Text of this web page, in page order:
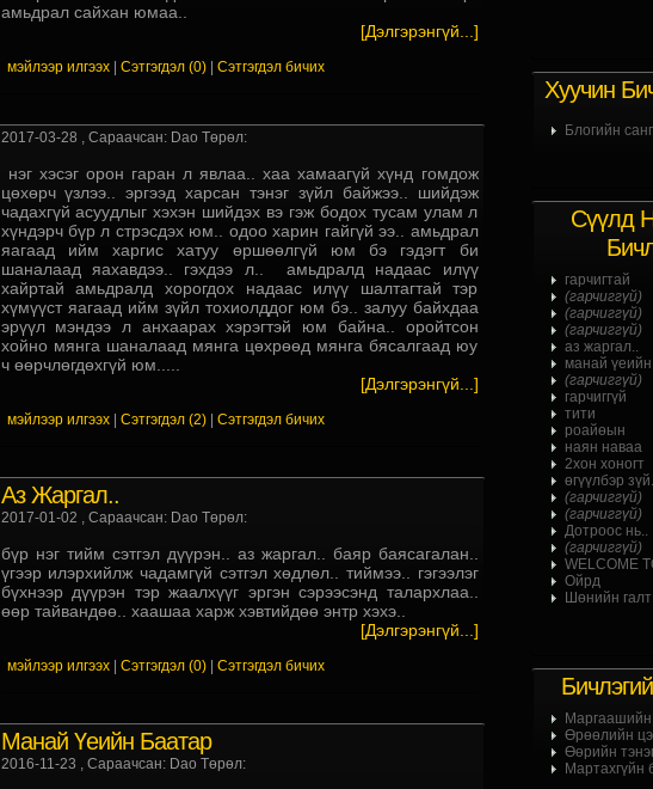
Хуучин
Блогийн
Сүүлд
гарчигтай
(гарчиггүй)
(гарчиггүй)
(гарчиггүй)
аз жаргал..
манай
(гарчиггүй)
гарчиггүй
тити
роайөын
наян наваа
2хон хоногт
өгүүлбэр
(гарчиггүй)
(гарчиггүй)
Дотроос нь..
(гарчиггүй)
WELCOME
Ойрд
Шөнийн галт
Маргаашийн
Өрөөлийн
Өөрийн
Мартахгүйн
амьдрал сайхан юмаа..
[Дэлгэрэнгүй...]
мэйлээр илгээх Сэтгэгдэл (0)| Сэтгэгдэл бичих
2017-03-28 , Сараачсан: Dao Төрөл:
нэг хэсэг орон гаран л явлаа.. хаа хамаагүй хүнд гомдож
цөхөрч үзлээ.. эргээд харсан тэнэг зүйл байжээ.. шийдэж
чадахгүй асуудлыг хэхэн шийдэх вэ гэж бодох тусам улам л
хүндэрч бүр л стрэсдэх юм.. одоо харин гайгүй ээ.. амьдрал
яагаад ийм харгис хатуу өршөөлгүй юм бэ гэдэгт би
шаналаад яахавдээ.. гэхдээ л.. амьдралд надаас илүү
хайртай амьдралд хорогдох надаас илүү шалтагтай тэр
хүмүүст яагаад ийм зүйл тохиолддог юм бэ.. залуу байхдаа
эрүүл мэндээ л анхаарах хэрэгтэй юм байна.. оройтсон
хойно мянга шаналаад мянга цөхрөөд мянга бясалгаад юу
ч өөрчлөгдөхгүй юм.....
[Дэлгэрэнгүй...]
мэйлээр илгээх Сэтгэгдэл (2)| Сэтгэгдэл бичих
Аз Жаргал..
2017-01-02 , Сараачсан: Dao Төрөл:
бүр нэг тийм сэтгэл дүүрэн.. аз жаргал.. баяр баясагалан..
үгээр илэрхийлж чадамгүй сэтгэл хөдлөл.. тиймээ.. гэгээлэг
бүхнээр дүүрэн тэр жаалхүүг эргэн сэрээсэнд талархлаа..
өөр тайвандөө.. хаашаа харж хэвтийдөө энтр хэхэ..
[Дэлгэрэнгүй...]
мэйлээр илгээх Сэтгэгдэл (0)| Сэтгэгдэл бичих
Манай Үеийн Баатар
2016-11-23 , Сараачсан: Dao Төрөл: